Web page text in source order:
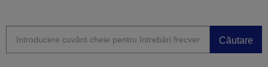
Căutare